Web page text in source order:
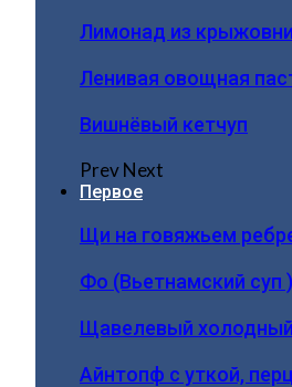
Лимонад из
Ленивая овощная
Вишнёвый кетчуп
PrevNext
Первое
Щи на говяжьем
Фо (Вьетнамский суп )
Щавелевый
Айнтопф с уткой,